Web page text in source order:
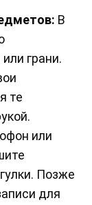
В
грани.
те
или
Позже
для